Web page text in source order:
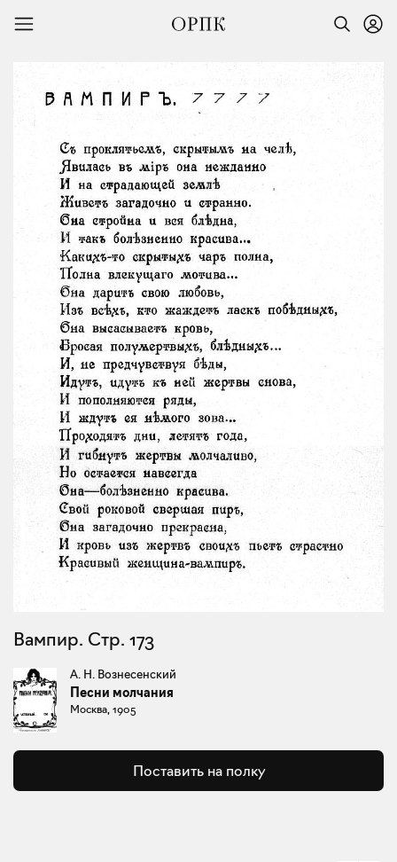
Вампир. Стр. 173
А. Н. Вознесенский
Песни молчания
Москва, 1905
Поставить на полку